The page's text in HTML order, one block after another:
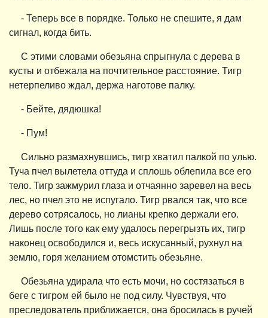
- Теперь все в порядке. Только не спешите, я дам
сигнал, когда бить.
С этими словами обезьяна спрыгнула с дерева в
кусты и отбежала на почтительное расстояние. Тигр
нетерпеливо ждал, держа наготове палку.
- Бейте, дядюшка!
- Пум!
Сильно размахнувшись, тигр хватил палкой по улью.
Туча пчел вылетела оттуда и сплошь облепила все его
тело. Тигр зажмурил глаза и отчаянно заревел на весь
лес, но пчел это не испугало. Тигр рвался так, что все
дерево сотрясалось, но лианы крепко держали его.
Лишь после того как ему удалось перегрызть их, тигр
наконец освободился и, весь искусанный, рухнул на
землю, горя желанием отомстить обезьяне.
Обезьяна удирала что есть мочи, но состязаться в
беге с тигром ей было не под силу. Чувствуя, что
преследователь приближается, она бросилась в ручей